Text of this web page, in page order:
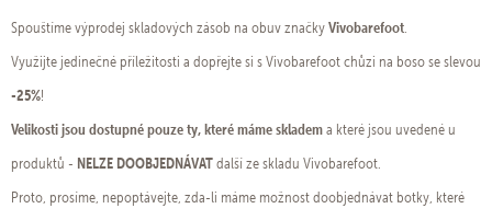
Spouštíme výprodej skladových zásob na obuv značkyVivobarefoot.
Využijte jedinečné příležitosti a dopřejte si s Vivobarefoot chůzi na boso se slevou
-25%!
Velikosti jsou dostupné pouze ty, které máme skladema které jsou uvedené u
produktů - NELZE DOOBJEDNÁVATdalší ze skladu Vivobarefoot.
Proto, prosíme, nepoptávejte, zda-li máme možnost doobjednávat botky, které